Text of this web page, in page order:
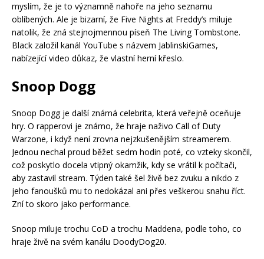
myslím, že je to významně nahoře na jeho seznamu
oblíbených. Ale je bizarní, že Five Nights at Freddy’s miluje
natolik, že zná stejnojmennou píseň The Living Tombstone.
Black založil kanál YouTube s názvem JablinskiGames,
nabízející video důkaz, že vlastní herní křeslo.
Snoop Dogg
Snoop Dogg je další známá celebrita, která veřejně oceňuje
hry. O rapperovi je známo, že hraje naživo Call of Duty
Warzone, i když není zrovna nejzkušenějším streamerem.
Jednou nechal proud běžet sedm hodin poté, co vzteky skončil,
což poskytlo docela vtipný okamžik, kdy se vrátil k počítači,
aby zastavil stream. Týden také šel živě bez zvuku a nikdo z
jeho fanoušků mu to nedokázal ani přes veškerou snahu říct.
Zní to skoro jako performance.
Snoop miluje trochu CoD a trochu Maddena, podle toho, co
hraje živě na svém kanálu DoodyDog20.